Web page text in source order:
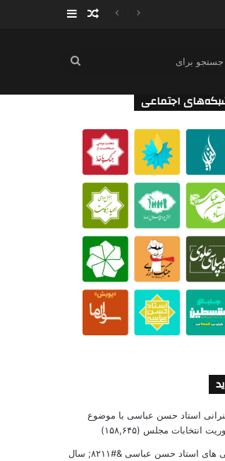
نوشته تصادفی
سایدبار
جستجو
اجتماعی
استاد حسن عباسی با موضوع
انتخابات مجلس (۱۵۸,۶۴۵)
لیست دانلود سخنرانی های استاد حسن عباسی &#۸۲۱۱; سال